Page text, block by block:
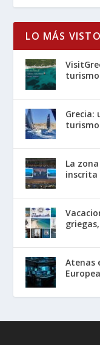
LO MÁS VISTO
turismo
Grecia:
La
inscrita
Atenas